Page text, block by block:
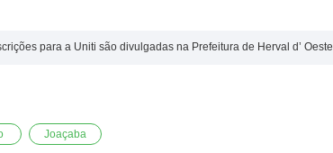
para a Uniti são divulgadas na Prefeitura de Herval d’ Oeste
Joaçaba